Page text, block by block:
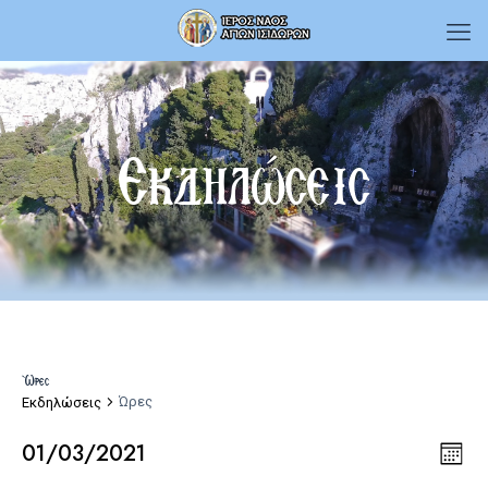
Εκδηλώσεις
Ώρες
Εκδηλώσεις Ώρες
Εκδηλώσεις
01/03/2021